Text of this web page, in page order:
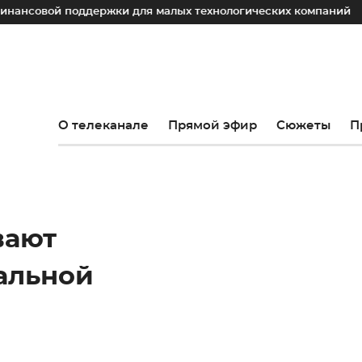
поддержки для малых технологических компаний
О телеканале Прямой эфир Сюжеты